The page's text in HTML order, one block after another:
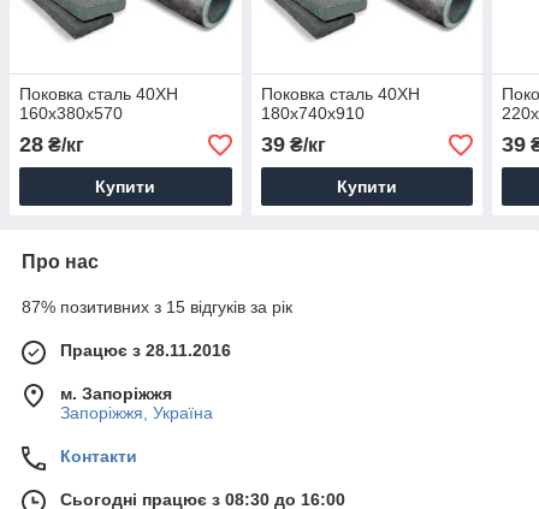
Поковка сталь 40ХН
160х380х570
28 ₴/кг
Купити
Поковка сталь 40ХН
180х740х910
39₴/кг
Купити
39
Про нас
87% позитивних з 15 відгуків за рік
Працює з 28.11.2016
м. Запоріжжя
Запоріжжя, Україна
Контакти
Сьогодні працює з 08:30 до 16:00